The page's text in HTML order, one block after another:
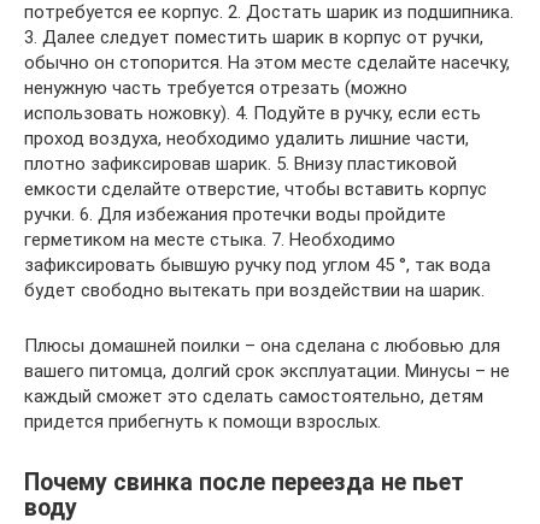
потребуется ее корпус. 2. Достать шарик из подшипника.
3. Далее следует поместить шарик в корпус от ручки,
обычно он стопорится. На этом месте сделайте насечку,
ненужную часть требуется отрезать (можно
использовать ножовку). 4. Подуйте в ручку, если есть
проход воздуха, необходимо удалить лишние части,
плотно зафиксировав шарик. 5. Внизу пластиковой
емкости сделайте отверстие, чтобы вставить корпус
ручки. 6. Для избежания протечки воды пройдите
герметиком на месте стыка. 7. Необходимо
зафиксировать бывшую ручку под углом 45 °, так вода
будет свободно вытекать при воздействии на шарик.
Плюсы домашней поилки – она сделана с любовью для
вашего питомца, долгий срок эксплуатации. Минусы – не
каждый сможет это сделать самостоятельно, детям
придется прибегнуть к помощи взрослых.
Почему свинка после переезда не пьет
воду